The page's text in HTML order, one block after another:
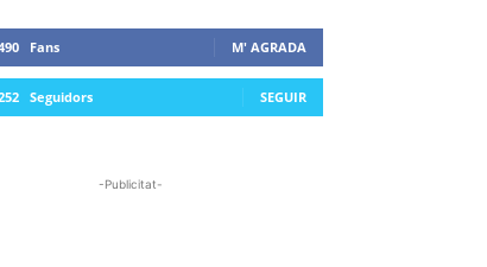
Fans M' AGRADA
Seguidors SEGUIR
-Publicitat-